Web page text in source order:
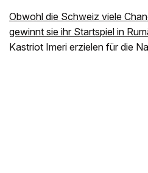
Obwohl die Schweiz viele
gewinnt sie ihr Startspiel in
Kastriot Imeri erzielen für die